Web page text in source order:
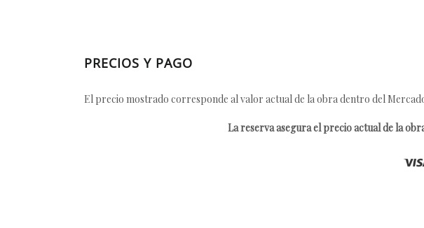
PRECIOS Y PAGO
El precio mostrado corresponde al valor actual de la obra dentro del
La reserva asegura el precio actual de la